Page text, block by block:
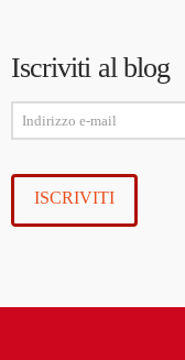
Iscriviti al blog
Indirizzo
e-
mail
ISCRIVITI